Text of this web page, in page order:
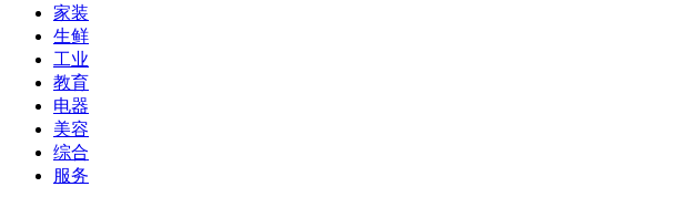
家装
生鲜
工业
教育
电器
美容
综合
服务